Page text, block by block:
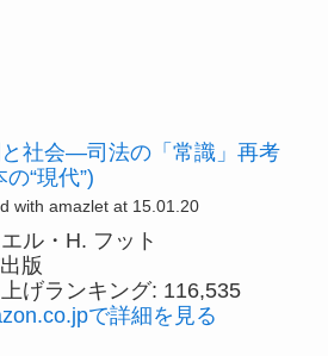
社会―司法の「常識」再考
の“現代”)
with amazlet at 15.01.20
ル・H. フット
版
げランキング: 116,535
で詳細を見る